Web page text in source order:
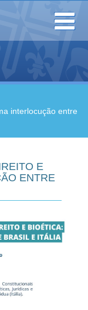
Toggle
navigation
interlocução entre
E
ENTRE